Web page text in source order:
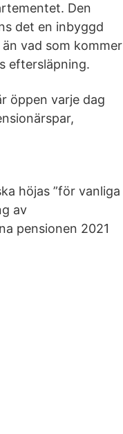
Den
det en inbyggd
vad som kommer
eftersläpning.
öppen varje dag
höjas ”för vanliga
av
pensionen 2021